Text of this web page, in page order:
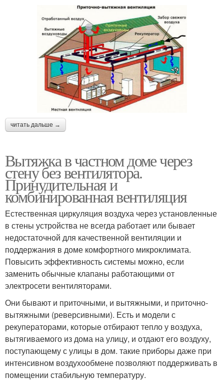
читать дальше →
Вытяжка в частном доме через
стену без вентилятора.
Принудительная и
комбинированная вентиляция
Естественная циркуляция воздуха через установленные
в стены устройства не всегда работает или бывает
недостаточной для качественной вентиляции и
поддержания в доме комфортного микроклимата.
Повысить эффективность системы можно, если
заменить обычные клапаны работающими от
электросети вентиляторами.
Они бывают и приточными, и вытяжными, и приточно-
вытяжными (реверсивными). Есть и модели с
рекуператорами, которые отбирают тепло у воздуха,
вытягиваемого из дома на улицу, и отдают его воздуху,
поступающему с улицы в дом. такие приборы даже при
интенсивном воздухообмене позволяют поддерживать в
помещении стабильную температуру.